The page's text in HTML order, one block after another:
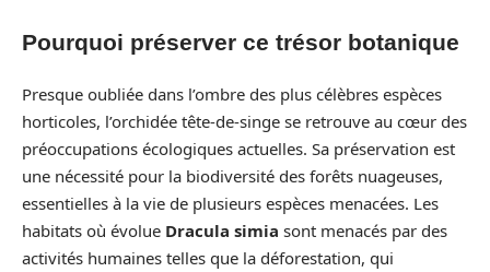
Pourquoi préserver ce trésor botanique
Presque oubliée dans l’ombre des plus célèbres espèces
horticoles, l’orchidée tête-de-singe se retrouve au cœur des
préoccupations écologiques actuelles. Sa préservation est
une nécessité pour la biodiversité des forêts nuageuses,
essentielles à la vie de plusieurs espèces menacées. Les
habitats où évolue Dracula simia sont menacés par des
activités humaines telles que la déforestation, qui